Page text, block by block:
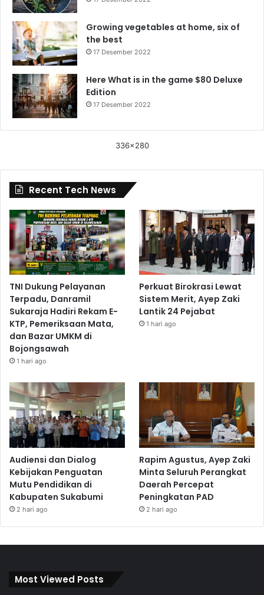
Growing vegetables at home, six of
the best
17 Desember 2022
Here What is in the game $80 Deluxe
Edition
17 Desember 2022
336x280
Recent Tech News
TNI Dukung Pelayanan
Terpadu, Danramil
Sukaraja Hadiri Rekam E-
KTP, Pemeriksaan Mata,
dan Bazar UMKM di
Bojongsawah
1 hari ago
Perkuat Birokrasi Lewat
Sistem Merit, Ayep Zaki
Lantik 24 Pejabat
1 hari ago
Audiensi dan Dialog
Kebijakan Penguatan
Mutu Pendidikan di
Kabupaten Sukabumi
2 hari ago
Rapim Agustus, Ayep Zaki
Minta Seluruh Perangkat
Daerah Percepat
Peningkatan PAD
2 hari ago
Most Viewed Posts